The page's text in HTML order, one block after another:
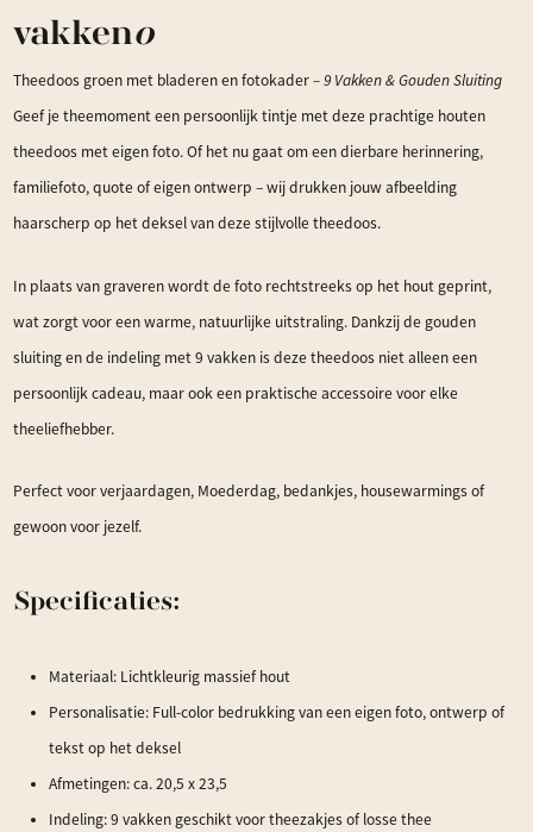
vakkeno
Theedoos groen met bladeren en fotokader– 9 Vakken & Gouden Sluiting
Geef je theemoment een persoonlijk tintje met deze prachtige houten
theedoos met eigen foto. Of het nu gaat om een dierbare herinnering,
familiefoto, quote of eigen ontwerp – wij drukken jouw afbeelding
haarscherp op het deksel van deze stijlvolle theedoos.
In plaats van graveren wordt de foto rechtstreeks op het hout geprint,
wat zorgt voor een warme, natuurlijke uitstraling. Dankzij de gouden
sluiting en de indeling met 9 vakken is deze theedoos niet alleen een
persoonlijk cadeau, maar ook een praktische accessoire voor elke
theeliefhebber.
Perfect voor verjaardagen, Moederdag, bedankjes, housewarmings of
gewoon voor jezelf.
Specificaties:
Materiaal: Lichtkleurig massief hout
Personalisatie: Full-color bedrukking van een eigen foto, ontwerp of
tekst op het deksel
Afmetingen: ca. 20,5 x 23,5
Indeling: 9 vakken geschikt voor theezakjes of losse thee